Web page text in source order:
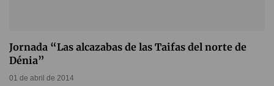
Jornada “Las alcazabas de las Taifas del norte de
Dénia”
01 de abril de 2014